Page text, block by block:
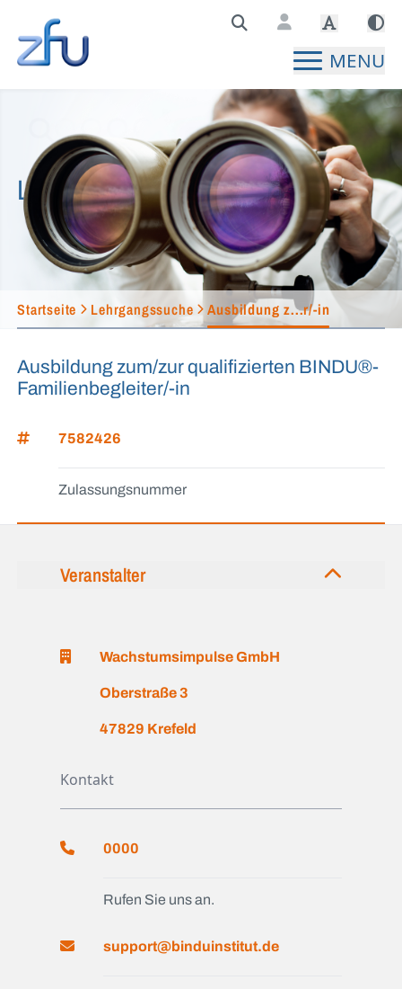
Zentralstelle für Fernunterricht Hauptseite
MENU
Lehrgangssuche
Startseite Lehrgangssuche Ausbildung z...r/-in
Ausbildung zum/zur qualifizierten BINDU®-
Familienbegleiter/-in
7582426
Zulassungsnummer
Veranstalter
Wachstumsimpulse GmbH
Oberstraße 3
47829 Krefeld
Kontakt
0000
Rufen Sie uns an.
support@binduinstitut.de